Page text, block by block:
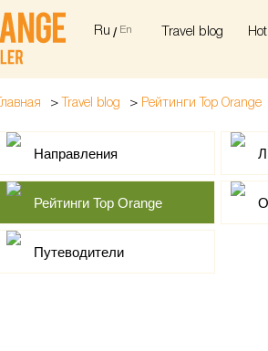
Ru / En Travel blog
Главная > Travel blog > Рейтинги Top Orange
Направления
Рейтинги Top Orange
Путеводители